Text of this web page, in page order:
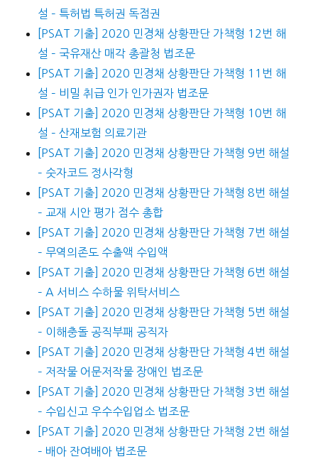
설 – 특허법 특허권 독점권
[PSAT 기출] 2020 민경채 상황판단 가책형 12번 해
설 – 국유재산 매각 총괄청 법조문
[PSAT 기출] 2020 민경채 상황판단 가책형 11번 해
설 – 비밀 취급 인가 인가권자 법조문
[PSAT 기출] 2020 민경채 상황판단 가책형 10번 해
설 – 산재보험 의료기관
[PSAT 기출] 2020 민경채 상황판단 가책형 9번 해설
– 숫자코드 정사각형
[PSAT 기출] 2020 민경채 상황판단 가책형 8번 해설
– 교재 시안 평가 점수 총합
[PSAT 기출] 2020 민경채 상황판단 가책형 7번 해설
– 무역의존도 수출액 수입액
[PSAT 기출] 2020 민경채 상황판단 가책형 6번 해설
– A 서비스 수하물 위탁서비스
[PSAT 기출] 2020 민경채 상황판단 가책형 5번 해설
– 이해충돌 공직부패 공직자
[PSAT 기출] 2020 민경채 상황판단 가책형 4번 해설
– 저작물 어문저작물 장애인 법조문
[PSAT 기출] 2020 민경채 상황판단 가책형 3번 해설
– 수입신고 우수수입업소 법조문
[PSAT 기출] 2020 민경채 상황판단 가책형 2번 해설
– 배아 잔여배아 법조문